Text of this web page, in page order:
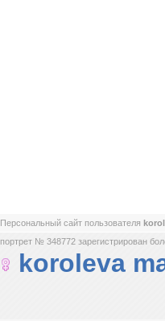
Персональный сайт пользователя
портрет № 348772 зарегистрирован
koroleva